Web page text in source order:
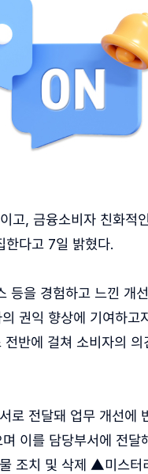
고, 금융소비자 친화적
한다고 7일 밝혔다.
등을 경험하고 느낀 개
권익 향상에 기여하고
반에 걸쳐 소비자의
로 전달돼 업무 개선에
이를 담당부서에 전달
조치 및 삭제 ▲미스터